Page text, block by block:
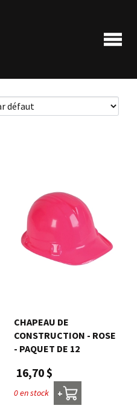
CHAPEAU DE
CONSTRUCTION - ROSE
- PAQUET DE 12
16,70 $
0 en stock +